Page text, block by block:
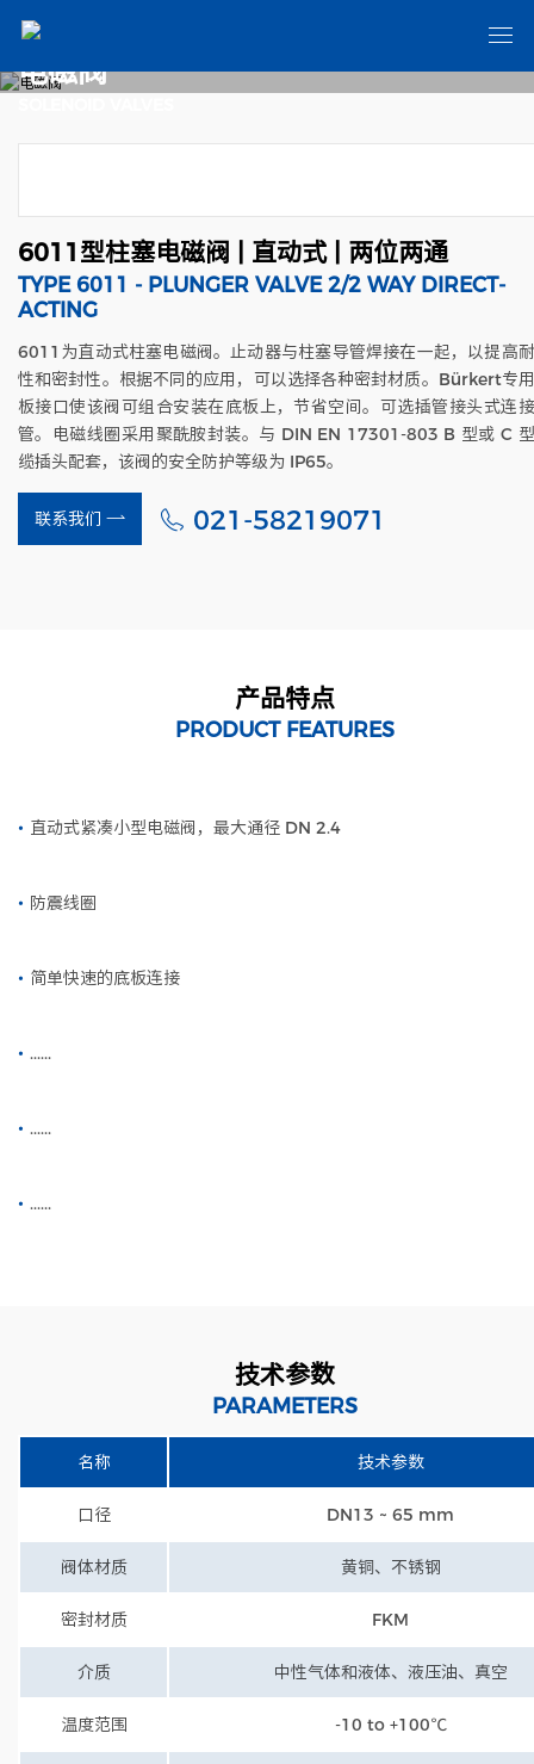
电磁阀
6011型柱塞电磁阀 | 直动式 | 两位两通
TYPE 6011 - PLUNGER VALVE 2/2 WAY DIRECT-
ACTING
6011为直动式柱塞电磁阀。止动器与柱塞导管焊接在一起，以提高
性和密封性。根据不同的应用，可以选择各种密封材质。Bürkert专
板接口使该阀可组合安装在底板上，节省空间。可选插管接头式连
管。电磁线圈采用聚酰胺封装。与 DIN EN 17301-803 B 型或 C
缆插头配套，该阀的安全防护等级为 IP65。
联系我们 021-58219071
产品特点
PRODUCT FEATURES
• 直动式紧凑小型电磁阀，最大通径 DN 2.4
• 防震线圈
• 简单快速的底板连接
• ......
• ......
• ......
技术参数
PARAMETERS
名称 技术参数
口径 DN13 ~ 65 mm
阀体材质 黄铜、不锈钢
密封材质 FKM
介质 中性气体和液体、液压油、真空
温度范围 -10 to +100℃